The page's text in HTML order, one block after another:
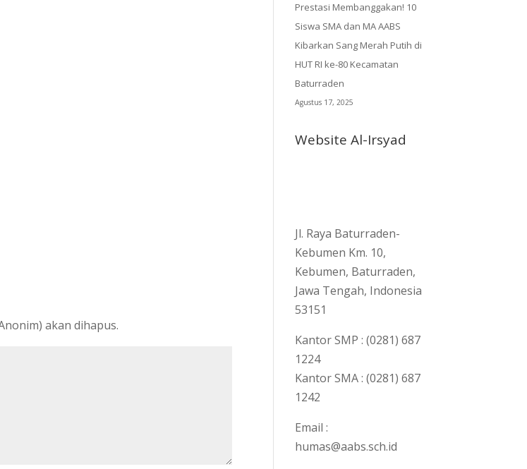
akan dihapus.
Prestasi Membanggakan! 10
Siswa SMA dan MA AABS
Kibarkan Sang Merah Putih di
HUT RI ke-80 Kecamatan
Baturraden
Agustus 17, 2025
Website Al-Irsyad
Jl. Raya Baturraden-
Kebumen Km. 10,
Kebumen, Baturraden,
Jawa Tengah, Indonesia
53151
Kantor SMP : (0281) 687
1224
Kantor SMA : (0281) 687
1242
Email :
humas@aabs.sch.id